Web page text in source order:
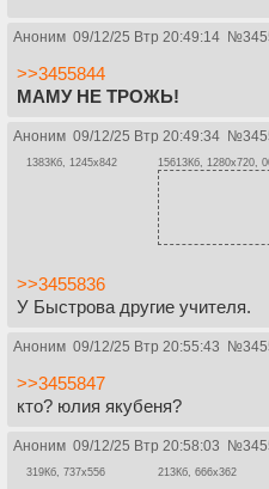
Аноним 09/12/25 Втр 20:49:14 №
>>3455844
МАМУ НЕ ТРОЖЬ!
Аноним 09/12/25 Втр 20:49:34 №
1383Кб, 1245x842 15613Кб, 1280x720,
>>3455836
У Быстрова другие учителя.
Аноним 09/12/25 Втр 20:55:43 №
>>3455847
кто? юлия якубеня?
Аноним 09/12/25 Втр 20:58:03 №
319Кб, 737x556 213Кб, 666x362